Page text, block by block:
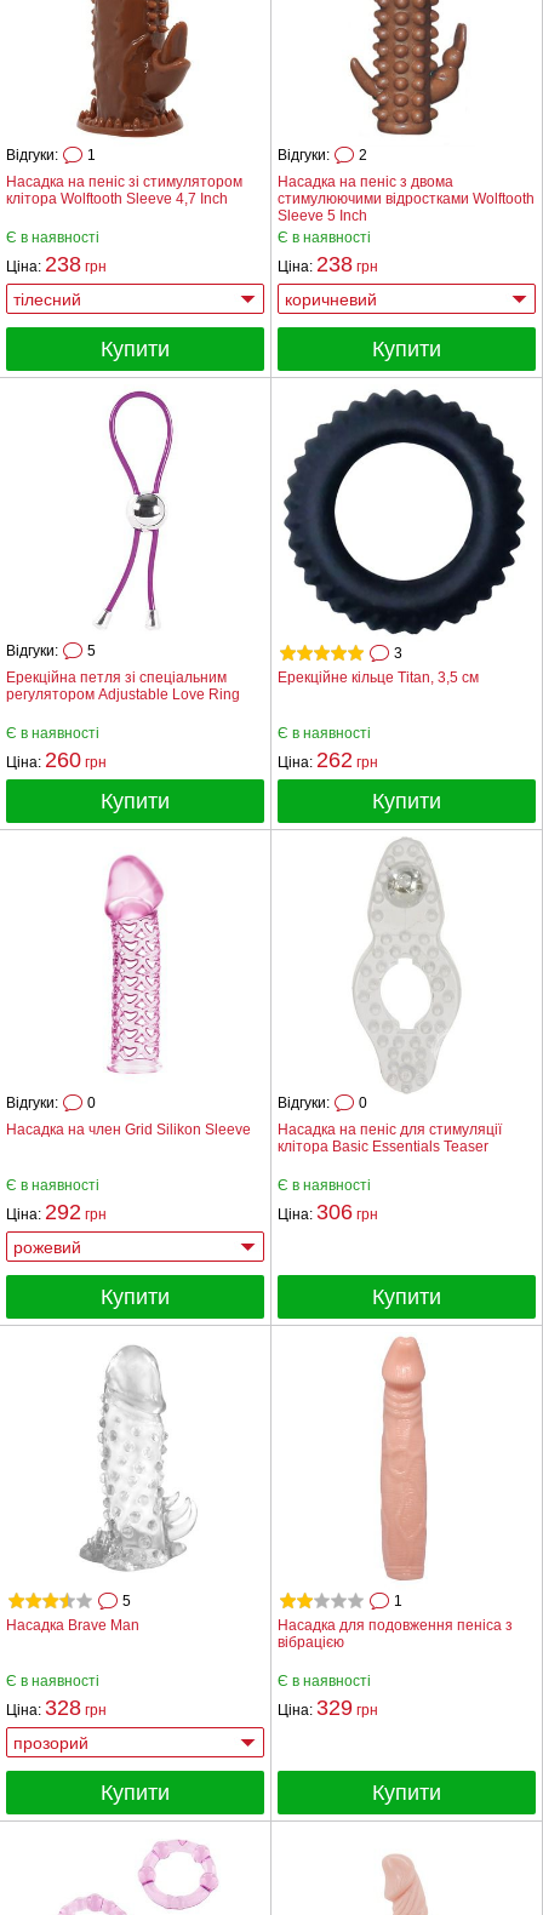
Насадка на пеніс зі стимулятором
клітора Wolftooth Sleeve 4,7 Inch
Відгуки: 1
Є в наявності
Ціна: 238 грн
Купити
Насадка на пеніс з двома
стимулюючими відростками Wolftooth
Sleeve 5 Inch
Відгуки: 2
Є в наявності
Ціна: 238 грн
Купити
Ерекційна петля зі спеціальним
регулятором Adjustable Love Ring
Відгуки: 5
Є в наявності
Ціна: 260 грн
Купити
Ерекційне кільце Titan, 3,5 см
3
Є в наявності
Ціна: 262 грн
Купити
Насадка на член Grid Silikon Sleeve
Відгуки: 0
Є в наявності
Ціна: 292 грн
Купити
Насадка на пеніс для стимуляції
клітора Basic Essentials Teaser
Відгуки: 0
Є в наявності
Ціна: 306 грн
Купити
Насадка Brave Man
5
Є в наявності
Ціна: 328 грн
Купити
Насадка для подовження пеніса з
вібрацією
1
Є в наявності
Ціна: 329 грн
Купити